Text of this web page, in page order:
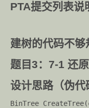
PTA提交列表说
建树的代码不
题目3：7-1 还
设计思路（伪代
BinTree